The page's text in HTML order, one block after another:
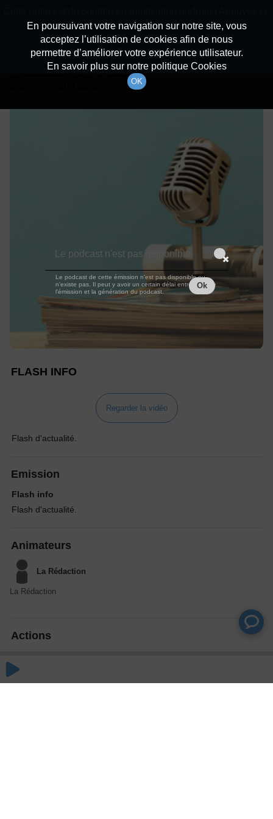
Détails De L'épisode
22 novembre 2022
à 15h59
FLASH INFO
Regarder la vidéo
Flash d'actualité.
Emission
Flash info
Flash d'actualité.
Animateurs
La Rédaction
La Rédaction
Actions
En poursuivant votre navigation sur notre site, vous
acceptez l’utilisation de cookies afin de nous
permettre d’améliorer votre expérience utilisateur.
En savoir plus sur notre politique Cookies
OK
dessous pour l'installer.
Non merci Télécharger l'application
Le podcast n'est pas disponible
Le podcast de cette émission n'est pas disponible ou
n'existe pas. Il peut y avoir un certain délai entre la fin de
l'émission et la génération du podcast.
Ok